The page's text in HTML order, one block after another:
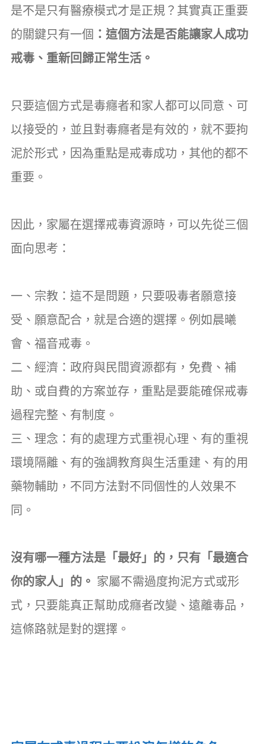
是不是只有醫療模式才是正規？其實真正重要
的關鍵只有一個 ：這個方法是否能讓家人成功
戒毒、重新回歸正常生活。
只要這個方式是毒癮者和家人都可以同意、可
以接受的，並且對毒癮者是有效的，就不要拘
泥於形式，因為重點是戒毒成功，其他的都不
重要。
因此，家屬在選擇戒毒資源時，可以先從三個
面向思考：
一、宗教：這不是問題，只要吸毒者願意接
受、願意配合，就是合適的選擇。例如晨曦
會、福音戒毒。
二、經濟：政府與民間資源都有，免費、補
助、或自費的方案並存，重點是要能確保戒毒
過程完整、有制度。
三、理念：有的處理方式重視心理、有的重視
環境隔離、有的強調教育與生活重建、有的用
藥物輔助，不同方法對不同個性的人效果不
同。
沒有哪一種方法是「最好」的，只有「最適合
你的家人」的。 家屬不需過度拘泥方式或形
式，只要能真正幫助成癮者改變、遠離毒品，
這條路就是對的選擇。